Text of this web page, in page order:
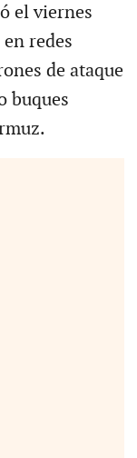
el viernes
redes
de ataque
buques